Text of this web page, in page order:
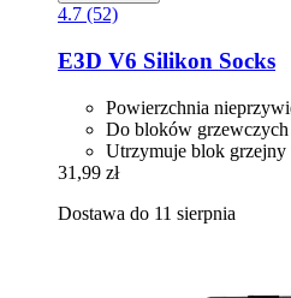
4.7 (52)
E3D V6 Silikon Socks
Powierzchnia
Do bloków
Utrzymuje blok grzejny
31,99 zł
Dostawa do 11 sierpnia